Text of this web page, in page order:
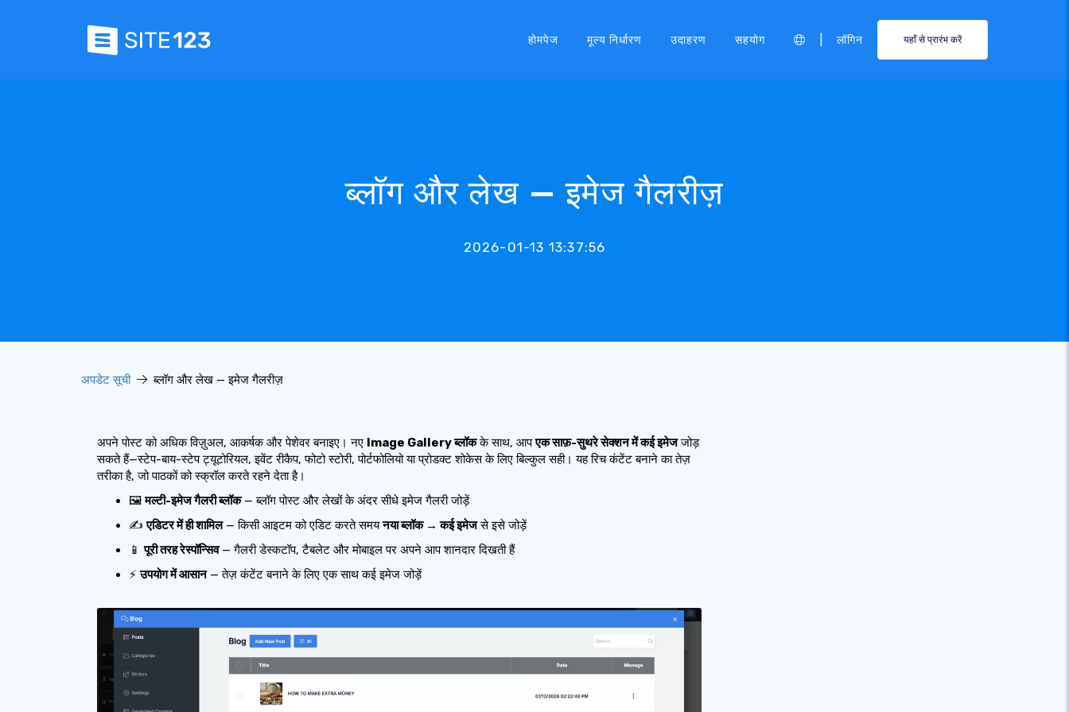
होमपेज मूल्य निर्धारण उदाहरण सहयोग लॉगिन यहाँ से प्रारंभ करें
ब्लॉग और लेख — इमेज गैलरीज़
2026-01-13 13:37:56
अपडेट सूची ब्लॉग और लेख — इमेज गैलरीज़
अपने पोस्ट को अधिक विज़ुअल, आकर्षक और पेशेवर बनाइए। नए Image Gallery ब्लॉकके साथ, आपएक साफ़-सुथरे सेक्शन में कई इमेजजोड़
सकते हैं—स्टेप-बाय-स्टेप ट्यूटोरियल, इवेंट रीकैप, फोटो स्टोरी, पोर्टफोलियो या प्रोडक्ट शोकेस के लिए बिल्कुल सही। यह रिच कंटेंट बनाने का तेज़
तरीका है, जो पाठकों को स्क्रॉल करते रहने देता है।
🖼️मल्टी-इमेज गैलरी ब्लॉक— ब्लॉग पोस्ट और लेखों के अंदर सीधे इमेज गैलरी जोड़ें
✍️एडिटर में ही शामिल— किसी आइटम को एडिट करते समयनया ब्लॉक → कई इमेजसे इसे जोड़ें
📱पूरी तरह रेस्पॉन्सिव— गैलरी डेस्कटॉप, टैबलेट और मोबाइल पर अपने आप शानदार दिखती हैं
⚡उपयोग में आसान— तेज़ कंटेंट बनाने के लिए एक साथ कई इमेज जोड़ें